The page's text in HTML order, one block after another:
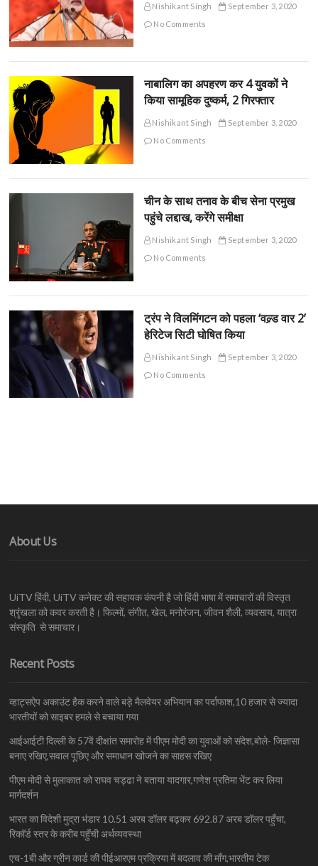
Nishikant Singh
September 3, 2020
No Comments
नाबालिग का अपहरण कर 4 युवकों ने
किया सामूहिक दुष्कर्म, 2 गिरफ्तार
Nishikant Singh
September 3, 2020
No Comments
चीन के साथ तनाव के बीच सेना प्रमुख
पहुंचे लद्दाख, करेंगे समीक्षा
Nishikant Singh
September 3, 2020
No Comments
ट्रंप ने विलमिंगटन को पहला ‘वल्र्ड वार 2’
हेरिटेज सिटी घोषित किया
Nishikant Singh
September 3, 2020
No Comments
About Us
UiTV हिंदी, UiTV कनेक्ट की सहायक कंपनी है जो हिंदी भाषा में समाचारों की विस्तृत
श्रृंखला को कवर करती है। फिल्मों, संगीत, खेल, मनोरंजन, जीवन शैली, व्यवसाय, यात्रा
संस्कृति से समाचार।
Recent Posts
व्हाट्सऐप अकाउंट हैक करने वाले बड़े मैलवेयर अभियान का पर्दाफाश,10 हजार से ज्यादा
भारतीयों को साइबर हमले से बचाया गया
आईआईटी दिल्ली के 57वें दीक्षांत समारोह में पीएम मोदी का युवाओं को संदेश,बोले- जिज्ञासा
बनाए रखिए,सवाल पूछिए और समाधान खोजने का साहस रखिए
पीएम मोदी से मुलाकात को राघव चड्ढा ने बताया यादगार,गणेश प्रतिमा भेंट कर लिया
मार्गदर्शन
भारत का विदेशी मुद्रा भंडार 10.51 अरब डॉलर बढ़कर 692.87 अरब डॉलर पहुँचा,
रिकॉर्ड स्तर के करीब पहुँची अर्थव्यवस्था
एच-1बी और ग्रीन कार्ड की पीईआरएम प्रक्रिया में बदलाव की माँग,भारतीय टेक